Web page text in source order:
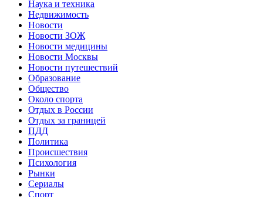
Наука и техника
Недвижимость
Новости
Новости ЗОЖ
Новости медицины
Новости Москвы
Новости путешествий
Образование
Общество
Около спорта
Отдых в России
Отдых за границей
ПДД
Политика
Происшествия
Психология
Рынки
Сериалы
Спорт